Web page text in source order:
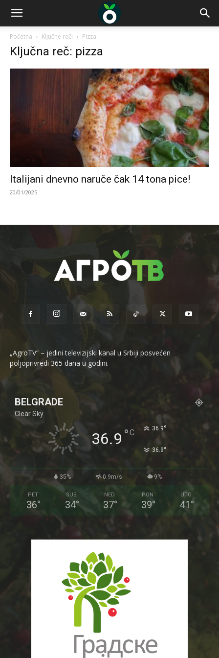
Početna Ključne reči Pizza
Ključna reč: pizza
Italijani dnevno naruče čak 14 tona pice!
20/01/2025
„AgroTV“ – jedini televizijski kanal u Srbiji posvećen
poljoprivredi 365 dana u godini.
BELGRADE
Clear Sky
36.9 °C 36.9°
36.9°
35% 0.9m/s 9%
PET
36°
SUB
34°
NED
37°
PON
39°
UTO
41 °